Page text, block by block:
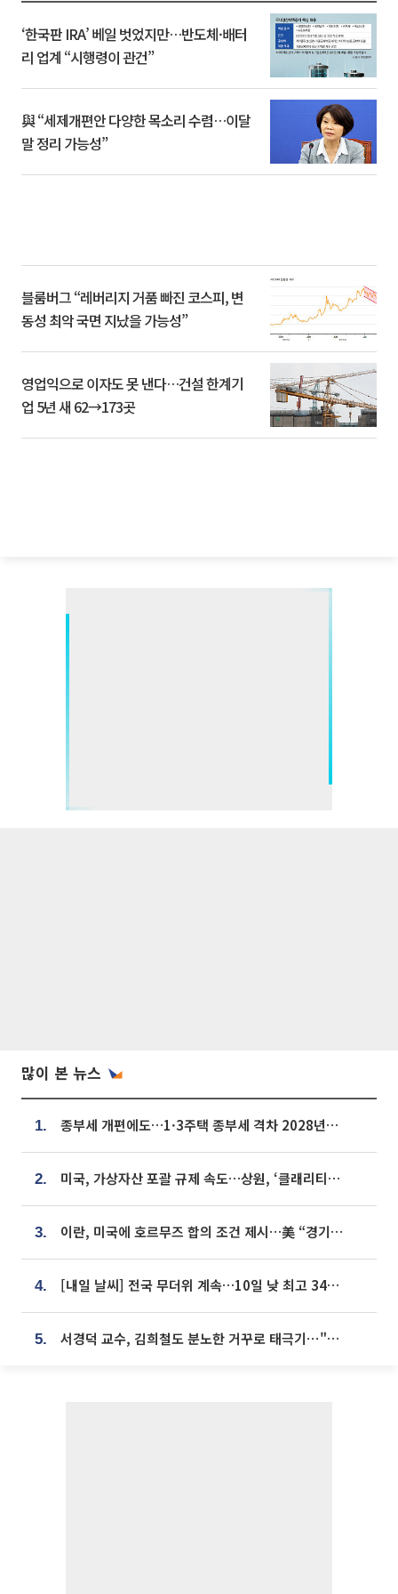
‘한국판 IRA’ 베일 벗었지만…반도체·배터
리 업계 “시행령이 관건”
與 “세제개편안 다양한 목소리 수렴…이달
말 정리 가능성”
블룸버그 “레버리지 거품 빠진 코스피, 변
동성 최악 국면 지났을 가능성”
영업익으로 이자도 못 낸다…건설 한계기
업 5년 새 62→173곳
많이 본 뉴스
1. 종부세 개편에도…1·3주택 종부세 격차 2028년부터 확대
2. 미국, 가상자산 포괄 규제 속도…상원, ‘클래리티법’ 9월 절차투표 추진
3. 이란, 미국에 호르무즈 합의 조건 제시…美 “경기 아직 안 끝나” [종합]
4. [내일 날씨] 전국 무더위 계속…10일 낮 최고 34도 육박
5. 서경덕 교수, 김희철도 분노한 거꾸로 태극기⋯"엉터리는 아냐, 아쉬울 뿐"